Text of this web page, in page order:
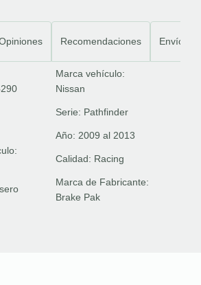
Recomendaciones Envíos
Marca vehículo:
Nissan
Serie: Pathfinder
Año: 2009 al 2013
Calidad: Racing
Marca de Fabricante:
Brake Pak